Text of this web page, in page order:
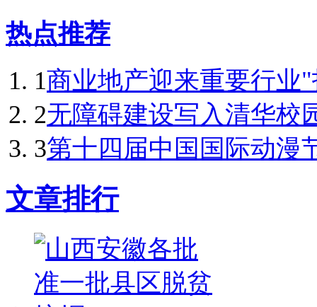
热点推荐
1商业地产迎来重要行业
2无障碍建设写入清华校
3第十四届中国国际动漫
文章排行